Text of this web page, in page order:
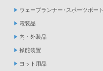
ウェーブランナー･スポーツボート
電装品
内・外装品
操舵装置
ヨット用品